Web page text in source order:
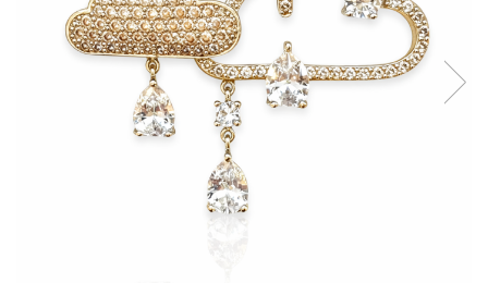
Selectii
Reduceri
Cele mai vandute
Cele mai votate